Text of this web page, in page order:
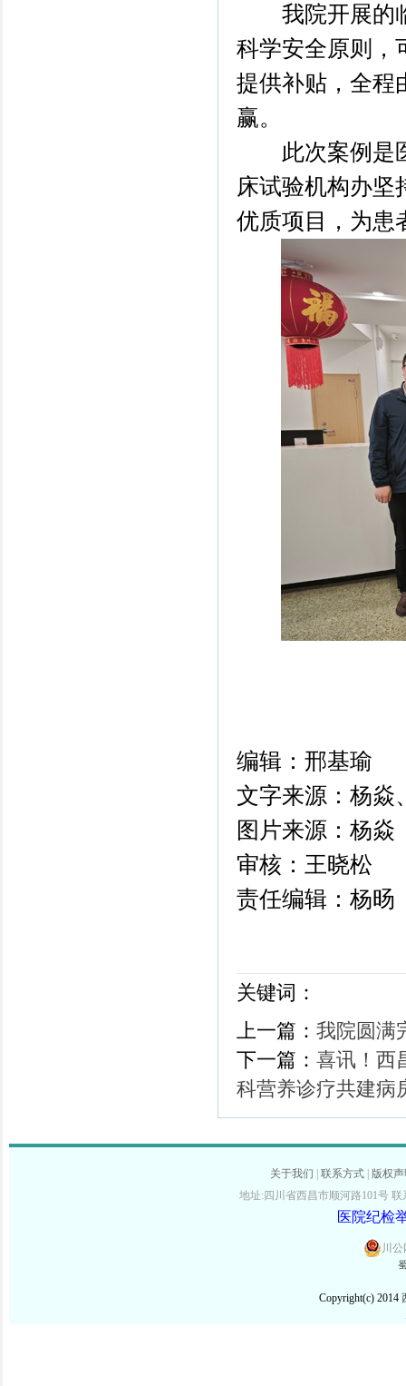
我院开展的临
科学安全原则，
提供补贴，全程
赢。
此次案例是医
床试验机构办坚
优质项目，为患
编辑：邢基瑜
文字来源：杨焱
图片来源：杨焱
审核：王晓松
责任编辑：杨旸
关键词：
上一篇： 我院圆满
下一篇： 喜讯！西
科营养诊疗共建病
关于我们 联系方式
版权
地址:四川省西昌市顺河路101号 联
医院纪检
川公
Copyright(c) 2014